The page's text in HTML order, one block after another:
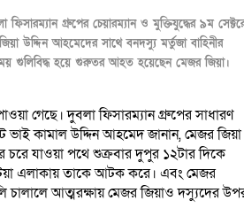
ফিসারম্যান গ্রুপের চেয়ারম্যান ও মুক্তিযুদ্ধের ৯ম
উদ্দিন আহমেদের সাথে বনদস্যু মর্তুজা বাহিনীর
গুলিবিদ্ধ হয়ে গুরুতর আহত হয়েছেন মেজর জিয়া।
গেছে। দুবলা ফিসারম্যান গ্রুপের সাধারণ
কামাল উদ্দিন আহমেদ জানান, মেজর জিয়া
যাওয়া পথে শুক্রবার দুপুর ১২টার দিকে
এলাকায় তাকে আটক করে। এবং মেজর
চালালে আত্মরক্ষায় মেজর জিয়াও দস্যুদের